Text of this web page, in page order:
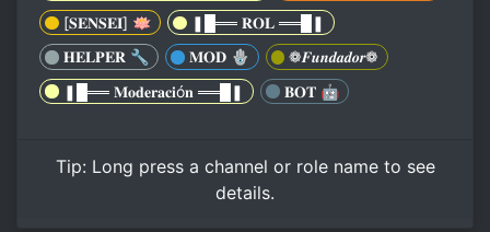
[𝐒𝐄𝐍𝐒𝐄𝐈] 🪷
❚█══ 𝐑𝐎𝐋 ══█❚
𝐇𝐄𝐋𝐏𝐄𝐑 🔧
𝐌𝐎𝐃 🪬
❁𝑭𝒖𝒏𝒅𝒂𝒅𝒐𝒓❁
❚█══ 𝐌𝐨𝐝𝐞𝐫𝐚𝐜𝐢ó𝐧 ══█❚
𝐁𝐎𝐓 🤖
Tip: Long pressa channel or role name to see
details.